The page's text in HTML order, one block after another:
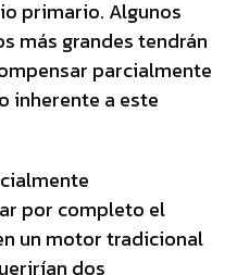
primario. Algunos
más grandes tendrán
parcialmente
inherente a este
por completo el
un motor tradicional
dos